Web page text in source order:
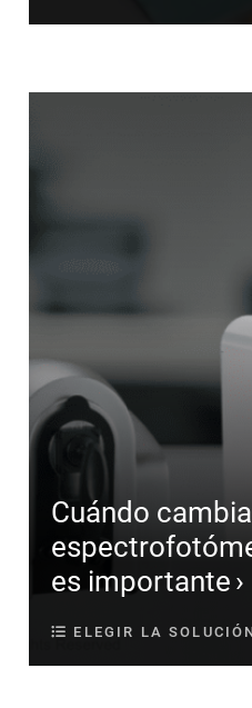
Cuándo
es importante
ELEGIR LA